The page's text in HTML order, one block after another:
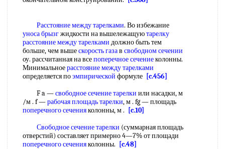
Расстояние между тарелками. Во избежание
уноса брызгжидкости на вышележащуютарелку
расстояние между тарелками должно быть тем
больше, чем вышескорость газав свободном сечении
оу. рассчитанная на всепоперечное сечениеколонны.
Минимальноерасстояние между тарелками
определяется поэмпирической формуле [c.456]
F a —свободное сечение тарелки или насадки, м
/м . f —рабочая площадь тарелки, м . fg — площадь
поперечного сеченияколонны, м .
[c.10]
Свободное сечение тарелки (суммарная площадь
отверстий) составляет примерно 4—7% от площади
поперечного сеченияколонны.
[c.48]